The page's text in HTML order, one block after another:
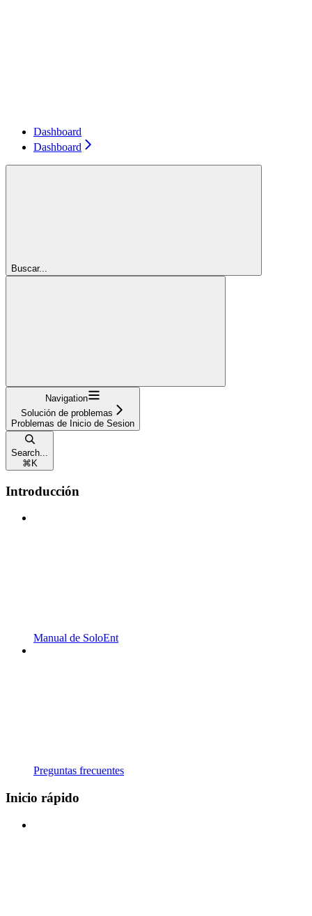
Dashboard
Dashboard
Buscar...
Navigation
Solución de problemas
Problemas de Inicio de Sesion
Search...
⌘ K
Introducción
Manual de SoloEnt
Preguntas frecuentes
Inicio rápido